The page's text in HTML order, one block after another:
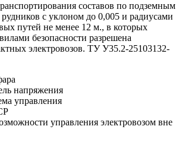
составов по подземным
с уклоном до 0,005 и радиусами
путей не менее 12 м., в которых
безопасности разрешена
электровозов. ТУ У35.2-25103132-
напряжения
управления
управления электровозом вне